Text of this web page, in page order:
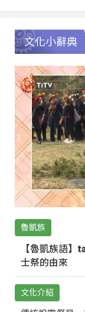
文化小辭典
魯凱族
【魯凱族語】
士祭的由來
文化介紹